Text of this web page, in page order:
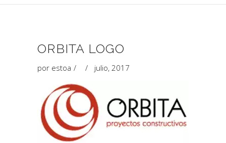
ORBITA LOGO
por estoa julio, 2017